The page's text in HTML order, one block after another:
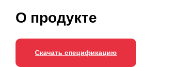
О продукте
Скачать спецификацию